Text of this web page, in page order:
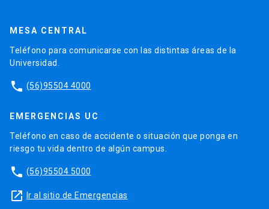
MESA CENTRAL
Teléfono para comunicarse con las distintas áreas de la
Universidad.
phone (56)95504 4000
EMERGENCIAS UC
Teléfono en caso de accidente o situación que ponga en
riesgo tu vida dentro de algún campus.
phone (56)95504 5000
launch Ir al sitio de Emergencias